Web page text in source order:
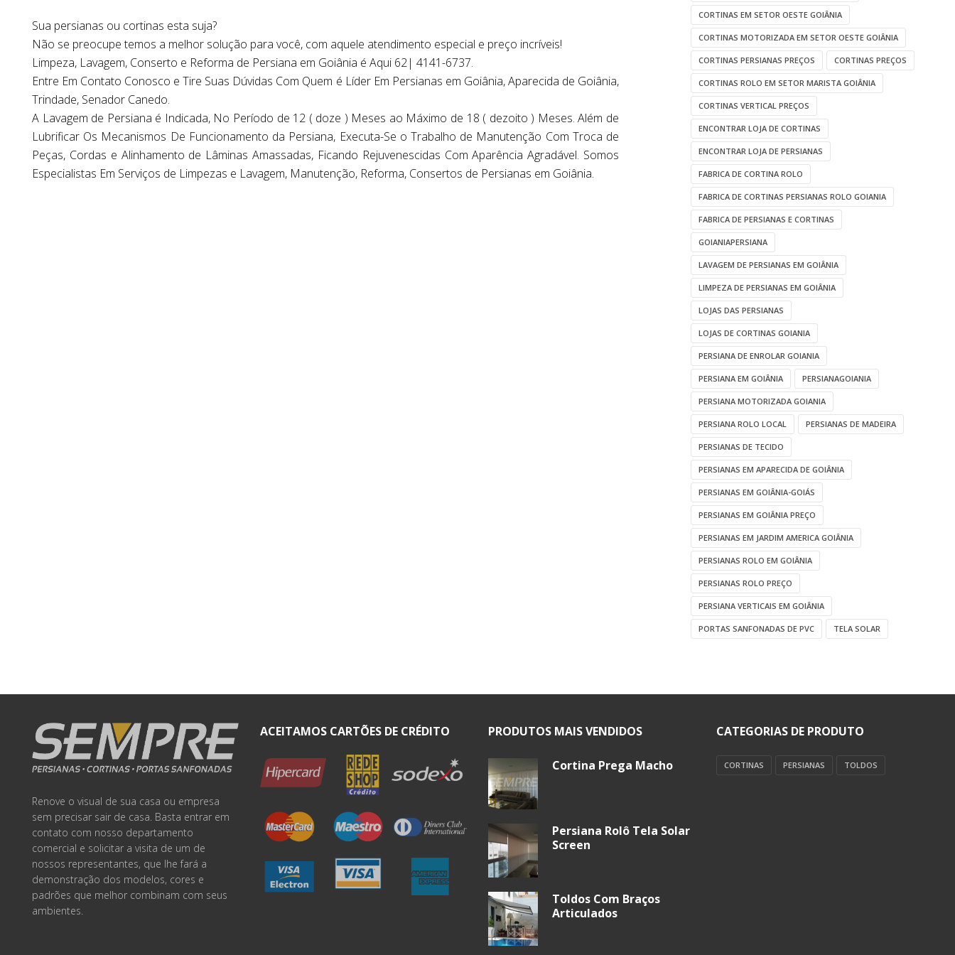
Sua persianas ou cortinas esta suja?
Não se preocupe temos a melhor solução para você, com aquele atendimento especial e preço incríveis!
Limpeza, Lavagem, Conserto e Reforma de Persiana em Goiânia é Aqui 62| 4141-6737.
Entre Em Contato Conosco e Tire Suas Dúvidas Com Quem é Líder Em Persianas em Goiânia, Aparecida de Goiânia,
Trindade, Senador Canedo.
A Lavagem de Persiana é Indicada, No Período de 12 ( doze ) Meses ao Máximo de 18 ( dezoito ) Meses. Além de
Lubrificar Os Mecanismos De Funcionamento da Persiana, Executa-Se o Trabalho de Manutenção Com Troca de
Peças, Cordas e Alinhamento de Lâminas Amassadas, Ficando Rejuvenescidas Com Aparência Agradável. Somos
Especialistas Em Serviços de Limpezas e Lavagem, Manutenção, Reforma, Consertos de Persianas em Goiânia.
CORTINAS EM SETOR OESTE GOIÂNIA
CORTINAS MOTORIZADA EM SETOR OESTE GOIÂNIA
CORTINAS PERSIANAS PREÇOS CORTINAS PREÇOS
CORTINAS ROLO EM SETOR MARISTA GOIÂNIA
CORTINAS VERTICAL PREÇOS
ENCONTRAR LOJA DE CORTINAS
ENCONTRAR LOJA DE PERSIANAS
FABRICA DE CORTINA ROLO
FABRICA DE CORTINAS PERSIANAS ROLO GOIANIA
FABRICA DE PERSIANAS E CORTINAS
GOIANIAPERSIANA
LAVAGEM DE PERSIANAS EM GOIÂNIA
LIMPEZA DE PERSIANAS EM GOIÂNIA
LOJAS DAS PERSIANAS
LOJAS DE CORTINAS GOIANIA
PERSIANA DE ENROLAR GOIANIA
PERSIANA EM GOIÂNIA PERSIANAGOIANIA
PERSIANA MOTORIZADA GOIANIA
PERSIANA ROLO LOCAL PERSIANAS DE MADEIRA
PERSIANAS DE TECIDO
PERSIANAS EM APARECIDA DE GOIÂNIA
PERSIANAS EM GOIÂNIA-GOIÁS
PERSIANAS EM GOIÂNIA PREÇO
PERSIANAS EM JARDIM AMERICA GOIÂNIA
PERSIANAS ROLO EM GOIÂNIA
PERSIANAS ROLO PREÇO
PERSIANA VERTICAIS EM GOIÂNIA
PORTAS SANFONADAS DE PVC TELA SOLAR
Renove o visual de sua casa ou empresa
sem precisar sair de casa. Basta entrar em
contato com nosso departamento
comercial e solicitar a visita de um de
nossos representantes, que lhe fará a
demonstração dos modelos, cores e
padrões que melhor combinam com seus
ambientes.
ACEITAMOS CARTÕES DE CRÉDITO PRODUTOS MAIS VENDIDOS
Cortina Prega Macho
Persiana Rolô Tela Solar
Screen
Toldos Com Braços
Articulados
CATEGORIAS DE PRODUTO
CORTINAS PERSIANAS TOLDOS